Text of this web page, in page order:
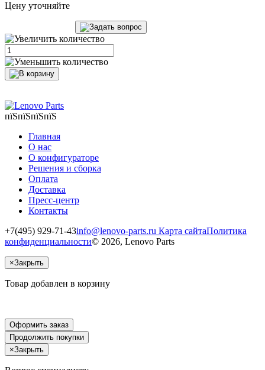
Цену уточняйте
пїЅпїЅпїЅпїЅ
Главная
О нас
О конфигураторе
Решения и сборка
Оплата
Доставка
Пресс-центр
Контакты
+7(495) 929-71-43info@lenovo-parts.ru Карта сайтаПолитика
конфиденциальности© 2026, Lenovo Parts
×Закрыть
Товар добавлен в корзину
Оформить заказ
Продолжить покупки
×Закрыть